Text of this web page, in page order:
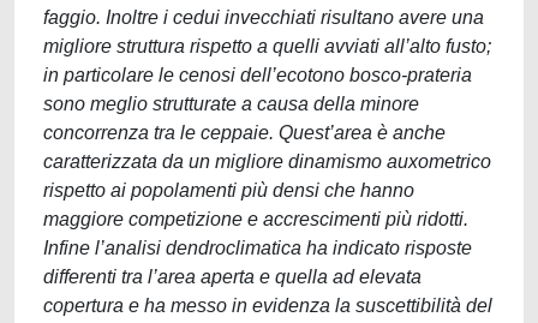
faggio. Inoltre i cedui invecchiati risultano avere una
migliore struttura rispetto a quelli avviati all’alto fusto;
in particolare le cenosi dell’ecotono bosco-prateria
sono meglio strutturate a causa della minore
concorrenza tra le ceppaie. Quest’area è anche
caratterizzata da un migliore dinamismo auxometrico
rispetto ai popolamenti più densi che hanno
maggiore competizione e accrescimenti più ridotti.
Infine l’analisi dendroclimatica ha indicato risposte
differenti tra l’area aperta e quella ad elevata
copertura e ha messo in evidenza la suscettibilità del